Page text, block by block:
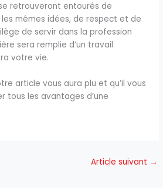
retrouveront entourés de
mêmes idées, de respect et de
de servir dans la profession
sera remplie d’un travail
votre vie.
article vous aura plu et qu’il vous
tous les avantages d’une
Article suivant →